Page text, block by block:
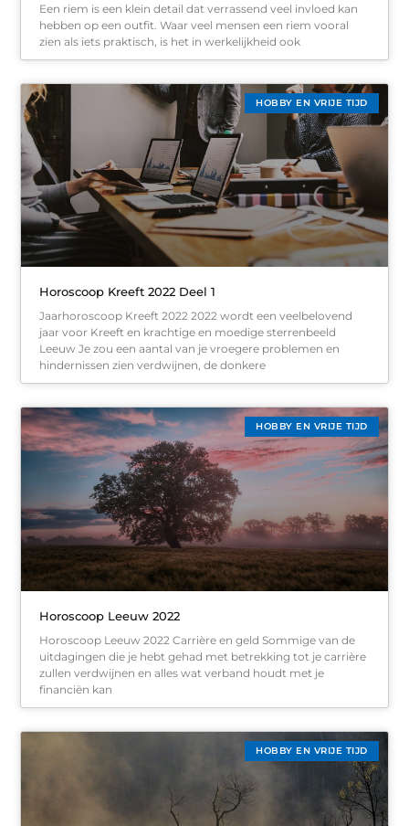
Een riem is een klein detail dat verrassend veel invloed kan
hebben op een outfit. Waar veel mensen een riem vooral
zien als iets praktisch, is het in werkelijkheid ook
HOBBY EN VRIJE TIJD
Horoscoop Kreeft 2022 Deel 1
Jaarhoroscoop Kreeft 2022 2022 wordt een veelbelovend
jaar voor Kreeft en krachtige en moedige sterrenbeeld
Leeuw Je zou een aantal van je vroegere problemen en
hindernissen zien verdwijnen, de donkere
HOBBY EN VRIJE TIJD
Horoscoop Leeuw 2022
Horoscoop Leeuw 2022 Carrière en geld Sommige van de
uitdagingen die je hebt gehad met betrekking tot je carrière
zullen verdwijnen en alles wat verband houdt met je
financiën kan
HOBBY EN VRIJE TIJD